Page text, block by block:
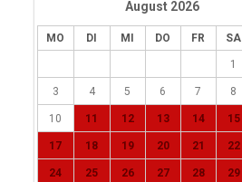
August 2026
MO DI MI DO FR SA
1
3 4 5 6 7 8
10 11 12 13 14 15
17 18 19 20 21 22
24 25 26 27 28 29